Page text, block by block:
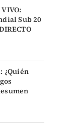
Sub 20
¿Quién